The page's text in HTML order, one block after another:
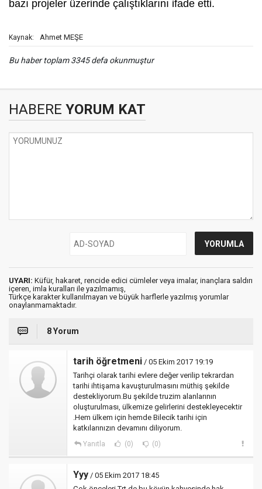
bazı projeler üzerinde çalıştıklarını ifade etti.
Kaynak: Ahmet MEŞE
Bu haber toplam 3345 defa okunmuştur
HABERE YORUM KAT
UYARI: Küfür, hakaret, rencide edici cümleler veya imalar, inançlara saldırı
içeren, imla kuralları ile yazılmamış,
Türkçe karakter kullanılmayan ve büyük harflerle yazılmış yorumlar
onaylanmamaktadır.
8 Yorum
tarih öğretmeni / 05 Ekim 2017 19:19
Tarihçi olarak tarihi evlere değer verilip tekrardan
tarihi ihtişama kavuşturulmasını müthiş şekilde
destekliyorum.Bu şekilde truzim alanlarının
oluşturulması, ülkemize gelirlerini destekleyecektir
.Hem ülkem için hemde Bilecik tarihi için
katkılarınızın devamını diliyorum.
Yanıtla (0) (0)
Yyy / 05 Ekim 2017 18:45